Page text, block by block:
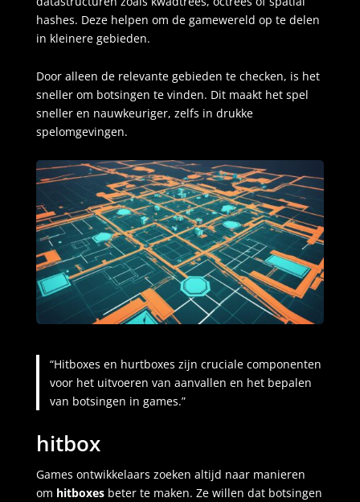
hashes. Deze helpen om de gamewereld op te delen
in kleinere gebieden.
Door alleen de relevante gebieden te checken, is het
sneller om botsingen te vinden. Dit maakt het spel
sneller en nauwkeuriger, zelfs in drukke
spelomgevingen.
“Hitboxes en hurtboxes zijn cruciale componenten
voor het uitvoeren van aanvallen en het bepalen
van botsingen in games.”
hitbox
Games ontwikkelaars zoeken altijd naar manieren
om hitboxesbeter te maken. Ze willen dat botsingen